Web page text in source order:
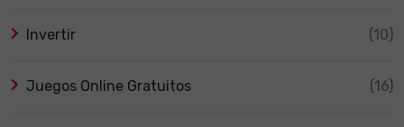
Invertir (10)
Juegos Online Gratuitos (16)